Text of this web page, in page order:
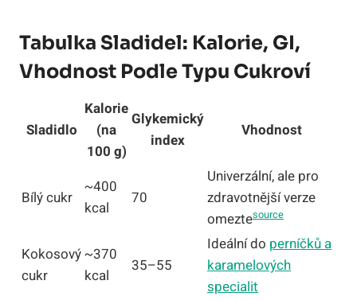
Tabulka Sladidel: Kalorie, GI,
Vhodnost Podle Typu Cukroví
Sladidlo
Kalorie
(na
100 g)
Glykemický
index
Vhodnost
Bílý cukr
~400
kcal
70
Univerzální, ale pro
zdravotnější verze
omeztesource
Kokosový
cukr
~370
kcal
35–55
Ideální do perníčků a
karamelových
specialit